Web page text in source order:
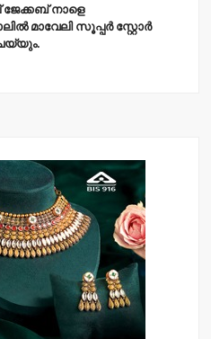
നാളെ
മാവേലി സൂപ്പര്‍ സ്റ്റോര്‍